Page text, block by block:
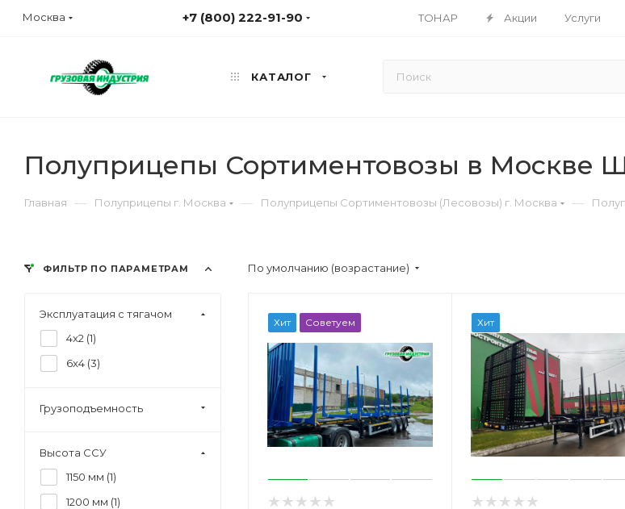
Москва +7 (800) 222-91-90 ТОНАР Акции Услуги
КАТАЛОГ
Полуприцепы Сортиментовозы в Москве
Главная — Полуприцепы г. Москва — Полуприцепы Сортиментовозы (Лесовозы) г. Москва —
По умолчанию (возрастание)
Хит Советуем Хит
ФИЛЬТР ПО ПАРАМЕТРАМ
Эксплуатация с тягачом
4x2 (1)
6x4 (3)
Грузоподъемность
Высота ССУ
1150 мм (1)
1200 мм (1)